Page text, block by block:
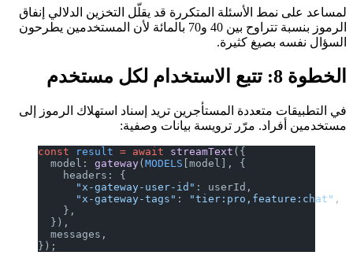
لمساعد على نمط الأسئلة المتكررة قد يقلّل التخزين الدلالي إنفاق
الرموز بنسبة تتراوح بين 40 و70 بالمائة لأن المستخدمين يطرحون
السؤال نفسه بصيغ كثيرة.
الخطوة 8: تتبع الاستخدام لكل مستخدم
في التطبيقات متعددة المستأجرين تريد إسناد استهلاك الرموز إلى
مستخدمين أفراد. مرّر ترويسة بيانات وصفية:
const result = await streamText ({
  model:
gateway (MODELS [model], {
    headers: {
      "x-gateway-user-id"
: userId,
      "x-gateway-tags"
: "tier:pro,feature:chat"
    },
  }),
  messages,
});